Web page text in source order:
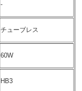
-
チューブレス
60W
HB3